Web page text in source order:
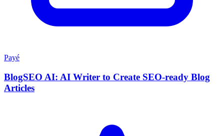
Payé
BlogSEO AI: AI Writer to Create SEO-ready Blog
Articles